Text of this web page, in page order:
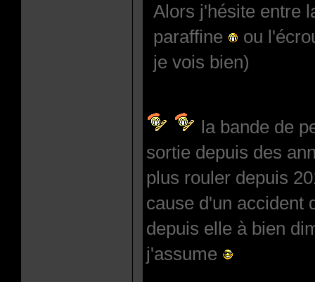
Alors j'hésite entre
paraffine
ou
je vois bien)
la bande de
sortie depuis des
plus rouler depuis
cause d'un accident
depuis elle à bien
j'assume